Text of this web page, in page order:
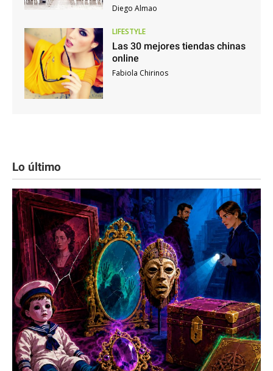
Diego Almao
LIFESTYLE
Las 30 mejores tiendas chinas
online
Fabiola Chirinos
Lo último